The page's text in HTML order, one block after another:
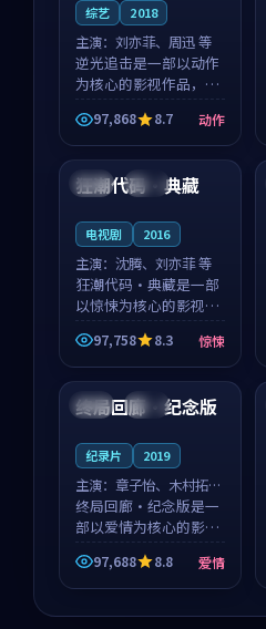
综艺 2018
主演： 刘亦菲、周迅 等
逆光追击是一部以动作
为核心的影视作品，围
绕危机、反转与人物成
长展开，整体节奏紧
凑，值得推荐观看。
97,868 8.7 动作
韩国 高分
狂潮代码·典藏
电视剧 2016
主演： 沈腾、刘亦菲 等
狂潮代码·典藏是一部
以惊悚为核心的影视作
品，围绕危机、反转与
人物成长展开，整体节
奏紧凑，值得推荐观
97,758 8.3 惊悚
韩国 完结
终局回廊·纪念版
纪录片 2019
主演： 章子怡、木村拓哉
等
终局回廊·纪念版是一
部以爱情为核心的影视
作品，围绕危机、反转
与人物成长展开，整体
节奏紧凑，值得推荐观
97,688 8.8 爱情